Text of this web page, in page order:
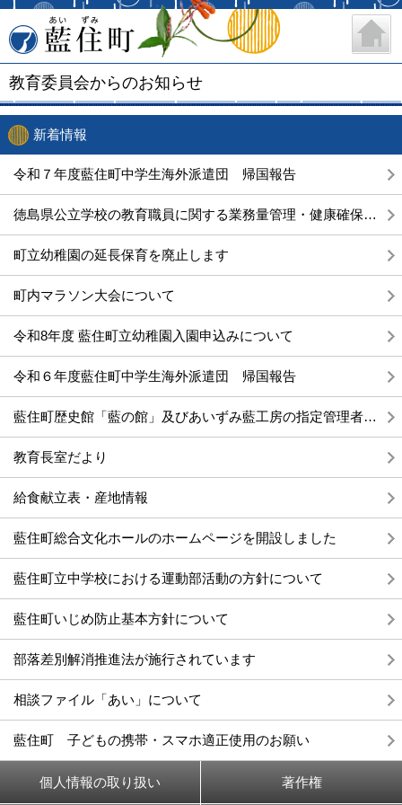
藍住町
教育委員会からのお知らせ
新着情報
令和７年度藍住町中学生海外派遣団 帰国報告
徳島県公立学校の教育職員に関する業務量管理・健康確保措置実施計画の策定について
町立幼稚園の延長保育を廃止します
町内マラソン大会について
令和8年度 藍住町立幼稚園入園申込みについて
令和６年度藍住町中学生海外派遣団 帰国報告
藍住町歴史館「藍の館」及びあいずみ藍工房の指定管理者の指定について
教育長室だより
給食献立表・産地情報
藍住町総合文化ホールのホームページを開設しました
藍住町立中学校における運動部活動の方針について
藍住町いじめ防止基本方針について
部落差別解消推進法が施行されています
相談ファイル「あい」について
藍住町 子どもの携帯・スマホ適正使用のお願い
個人情報の取り扱い 著作権